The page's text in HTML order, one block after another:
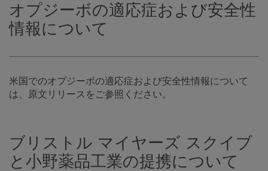
オプジーボの適応症および安全性
情報について
米国でのオプジーボの適応症および安全性情報について
は、原文リリースをご参照ください。
ブリストル マイヤーズ スクイブ
と小野薬品工業の提携について